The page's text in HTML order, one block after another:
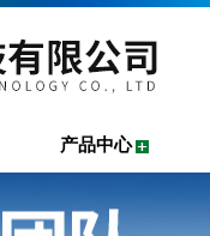
产品中心